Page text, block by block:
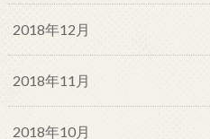
2018年12月
2018年11月
2018年10月